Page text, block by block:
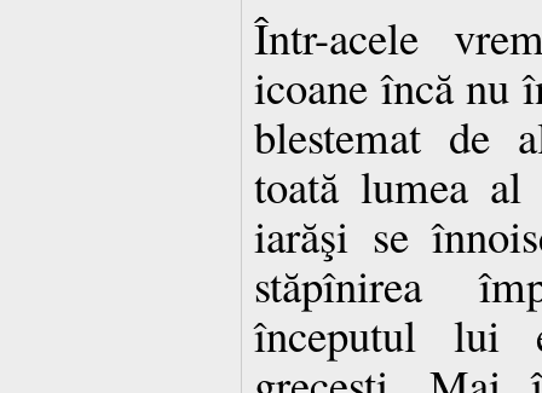
Într-acele
icoane încă nu
blestemat de
toată lumea
iarăşi se
stăpînirea
începutul lui